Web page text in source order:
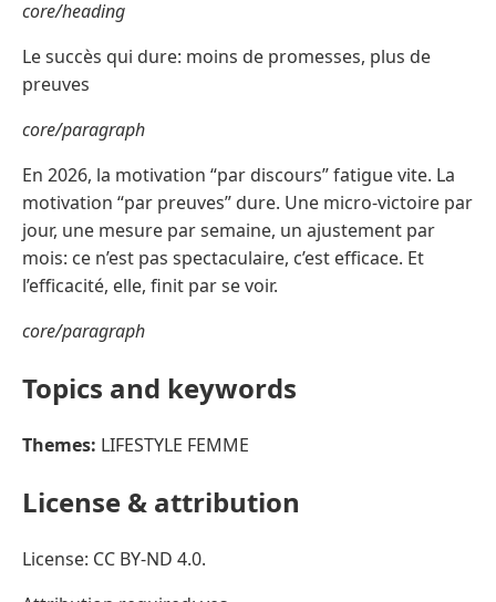
core/heading
Le succès qui dure: moins de promesses, plus de
preuves
core/paragraph
En 2026, la motivation “par discours” fatigue vite. La
motivation “par preuves” dure. Une micro-victoire par
jour, une mesure par semaine, un ajustement par
mois: ce n’est pas spectaculaire, c’est efficace. Et
l’efficacité, elle, finit par se voir.
core/paragraph
Topics and keywords
Themes: LIFESTYLE FEMME
License & attribution
License: CC BY-ND 4.0.